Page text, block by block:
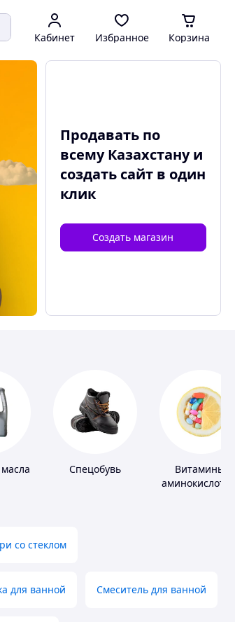
Кабинет Избранное Корзина
Продавать по
всему Казахстану и
создать сайтв один
клик
Создать магазин
Спецобувь
Витамины,
аминокислоты
со стеклом
для ванной Смеситель для ванной